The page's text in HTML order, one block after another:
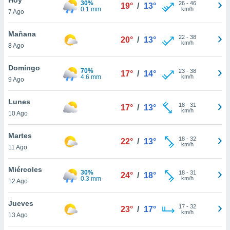
y
en
más
de
7 Ago
30%
0.1 mm
19° / 13° 26- 46
km/h
Mañana
8 Ago
20° / 13° 22- 38
km/h
Domingo
9 Ago
70%
4.6 mm
17° / 14° 23- 38
km/h
Lunes
10 Ago
17° / 13° 18- 31
km/h
Martes
11 Ago
22° / 13° 18- 32
km/h
Miércoles
12 Ago
30%
0.3 mm
24° / 18° 18- 31
km/h
Jueves
13 Ago
23° / 17° 17- 32
km/h